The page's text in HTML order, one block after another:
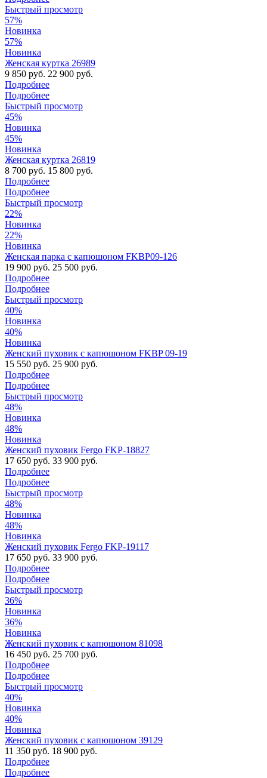
Быстрый просмотр
57%
Новинка
57%
Новинка
Женская куртка 26989
9 850 руб. 22 900 руб.
Подробнее
Подробнее
Быстрый просмотр
45%
Новинка
45%
Новинка
Женская куртка 26819
8 700 руб. 15 800 руб.
Подробнее
Подробнее
Быстрый просмотр
22%
Новинка
22%
Новинка
Женская парка с капюшоном FKBP09-126
19 900 руб. 25 500 руб.
Подробнее
Подробнее
Быстрый просмотр
40%
Новинка
40%
Новинка
Женский пуховик с капюшоном FKBP 09-19
15 550 руб. 25 900 руб.
Подробнее
Подробнее
Быстрый просмотр
48%
Новинка
48%
Новинка
Женский пуховик Fergo FKP-18827
17 650 руб. 33 900 руб.
Подробнее
Подробнее
Быстрый просмотр
48%
Новинка
48%
Новинка
Женский пуховик Fergo FKP-19117
17 650 руб. 33 900 руб.
Подробнее
Подробнее
Быстрый просмотр
36%
Новинка
36%
Новинка
Женский пуховик с капюшоном 81098
16 450 руб. 25 700 руб.
Подробнее
Подробнее
Быстрый просмотр
40%
Новинка
40%
Новинка
Женский пуховик с капюшоном 39129
11 350 руб. 18 900 руб.
Подробнее
Подробнее